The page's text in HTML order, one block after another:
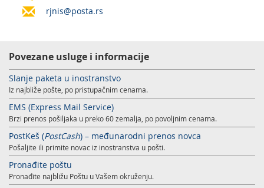
rjnis@posta.rs
Povezane usluge i informacije
Slanje paketa u inostranstvo
Iz najbliže pošte, po pristupačnim cenama.
EMS (Express Mail Service)
Brzi prenos pošiljaka u preko 60 zemalja, po povoljnim cenama.
PostKeš (PostCash) – međunarodni prenos novca
Pošaljite ili primite novac iz inostranstva u pošti.
Pronađite poštu
Pronađite najbližu Poštu u Vašem okruženju.